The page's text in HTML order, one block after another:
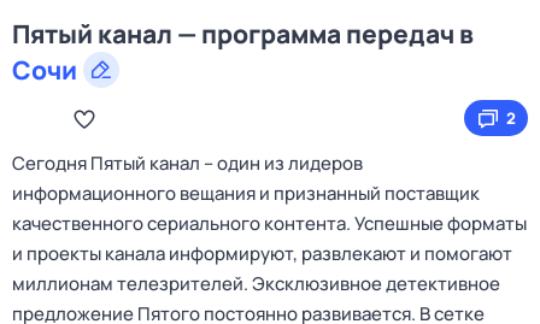
Пятый канал — программа передач в
Сочи
2
Сегодня Пятый канал – один из лидеров
информационного вещания и признанный поставщик
качественного сериального контента. Успешные форматы
и проекты канала информируют, развлекают и помогают
миллионам телезрителей. Эксклюзивное детективное
предложение Пятого постоянно развивается. В сетке